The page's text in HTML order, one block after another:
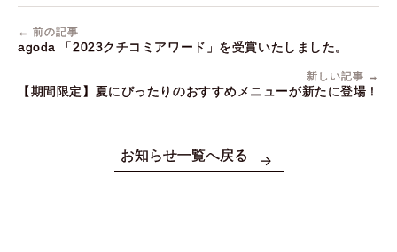
← 前の記事
agoda 「2023クチコミアワード」を受賞いたしました。
新しい記事 →
【期間限定】夏にぴったりのおすすめメニューが新たに登場！
お知らせ一覧へ戻る